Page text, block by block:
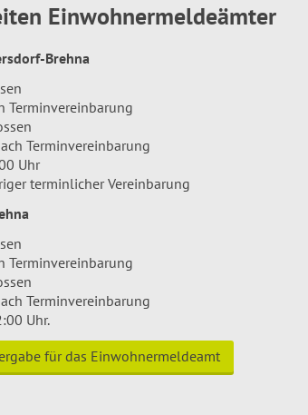
Einwohnermeldeämter
Brehna
Terminvereinbarung
Terminvereinbarung
Uhr
terminlicher Vereinbarung
Terminvereinbarung
Terminvereinbarung
Uhr.
für das Einwohnermeldeamt